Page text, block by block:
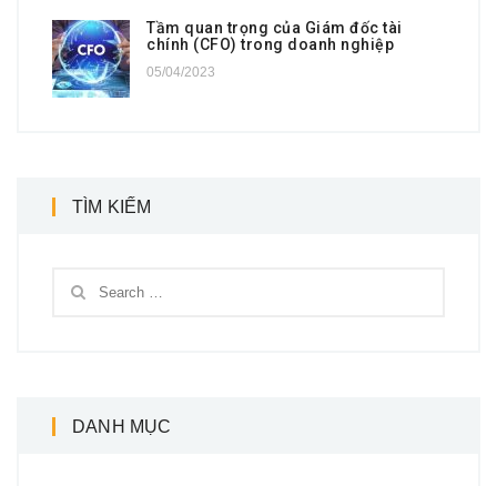
Tầm quan trọng của Giám đốc tài
chính (CFO) trong doanh nghiệp
05/04/2023
TÌM KIẾM
DANH MỤC